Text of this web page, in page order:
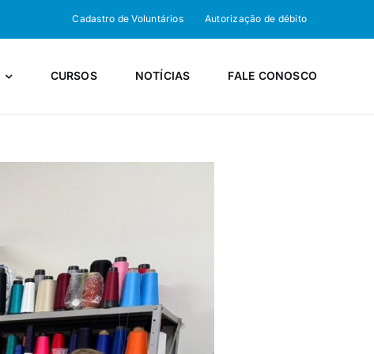
Cadastro de Voluntários Autorização de débito
CURSOS NOTÍCIAS FALE CONOSCO